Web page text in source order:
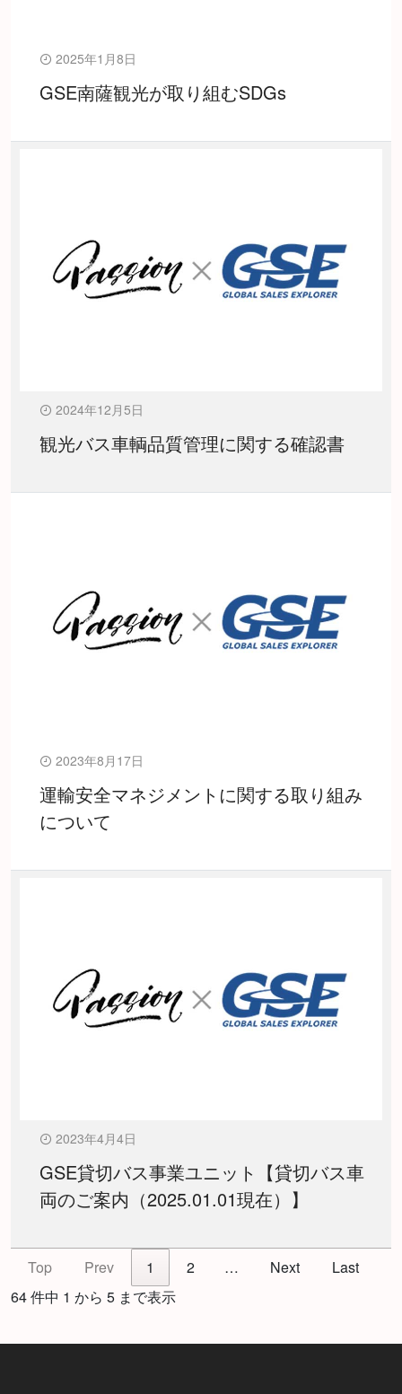
2025年1月8日
GSE南薩観光が取り組むSDGs
2024年12月5日
観光バス車輌品質管理に関する確認書
2023年8月17日
運輸安全マネジメントに関する取り組み
について
2023年4月4日
GSE貸切バス事業ユニット【貸切バス車
両のご案内（2025.01.01現在）】
Top Prev 1 2 … Next
Last
64 件中 1 から 5 まで表示